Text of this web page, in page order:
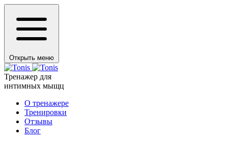
Открыть меню
Тренажер для
интимных мыщц
О тренажере
Тренировки
Отзывы
Блог